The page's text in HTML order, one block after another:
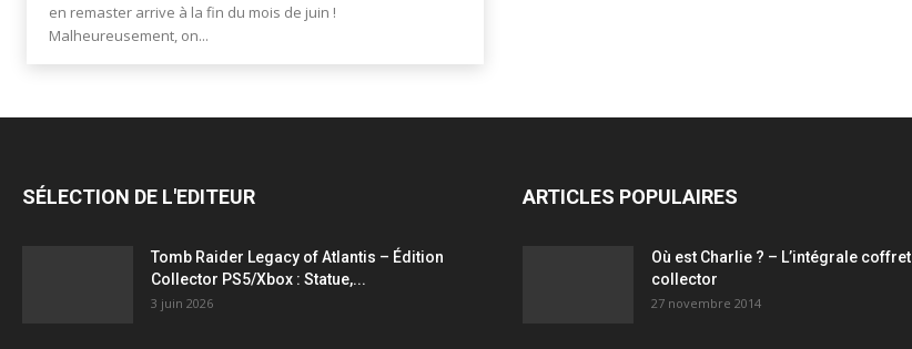
en remaster arrive à la fin du mois de juin !
Malheureusement, on...
SÉLECTION DE L'EDITEUR
Tomb Raider Legacy of Atlantis – Édition
Collector PS5/Xbox : Statue,...
3 juin 2026
ARTICLES POPULAIRES
Où est Charlie ? – L’intégrale coffret
collector
27 novembre 2014